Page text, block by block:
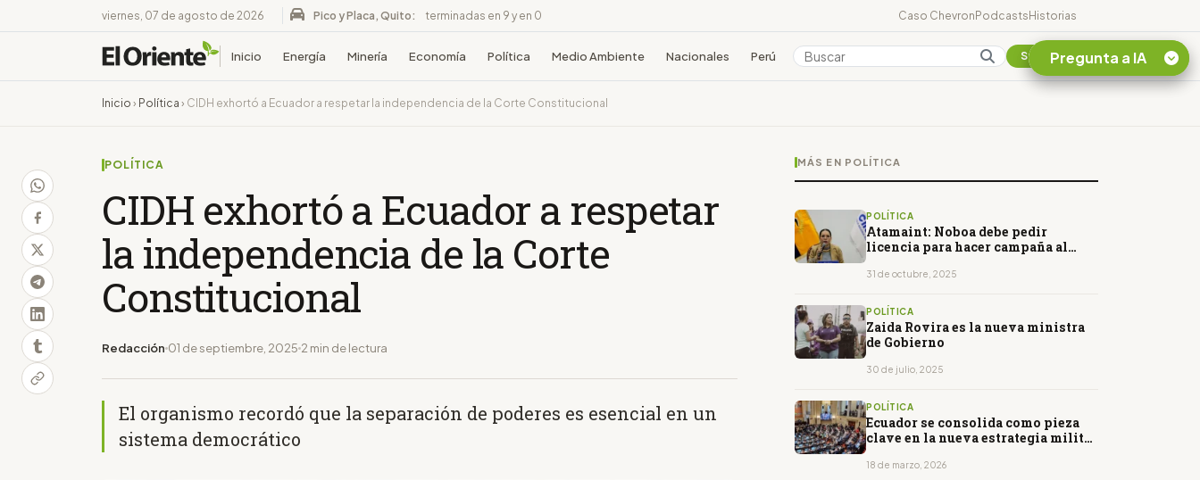
viernes, 07 de agosto de 2026 Pico y Placa, Quito: terminadas en 9 y en 0 Caso ChevronPodcastsHistorias
Inicio Energía Minería Economía Política Medio Ambiente Nacionales Perú Colombia Suscribirse
Inicio › Política › CIDH exhortó a Ecuador a respetar la independencia de la Corte Constitucional
POLÍTICA
CIDH exhortó a Ecuador a respetar
la independencia de la Corte
Constitucional
Redacción 01 de septiembre, 2025 2 min de lectura
El organismo recordó que la separación de poderes es esencial en un
sistema democrático
MÁS EN POLÍTICA
POLÍTICA
Atamaint: Noboa debe pedir
licencia para hacer campaña al
31 de octubre, 2025
POLÍTICA
Zaida Rovira es la nueva ministra
de Gobierno
30 de julio, 2025
POLÍTICA
Ecuador se consolida como pieza
clave en la nueva estrategia militar
18 de marzo, 2026
Pregunta a IA
¿En que consiste la